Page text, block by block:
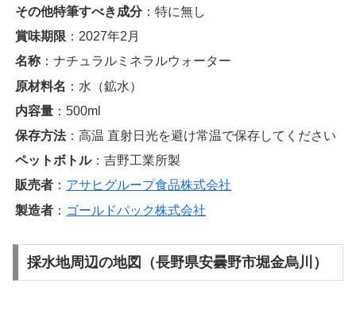
その他特筆すべき成分：特に無し
賞味期限 ：2027年2月
名称 ：ナチュラルミネラルウォーター
原材料名 ：水（鉱水）
内容量 ：500ml
保存方法：高温 直射日光を避け常温で保存してください
ペットボトル：吉野工業所製
販売者 ： アサヒグループ食品株式会社
製造者 ： ゴールドパック株式会社
採水地周辺の地図（長野県安曇野市堀金烏川）